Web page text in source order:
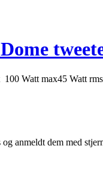
Watt max45 Watt
anmeldt dem med